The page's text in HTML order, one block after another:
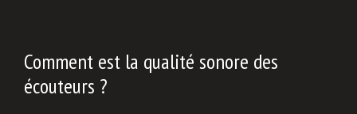
Comment est la qualité sonore des
écouteurs ?